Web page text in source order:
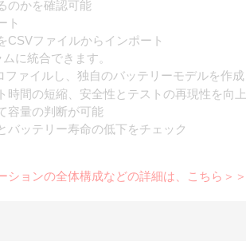
のかを確認可能
ト
CSVファイルからインポート
に統合できます。
ァイルし、独自のバッテリーモデルを作成
時間の短縮、安全性とテストの再現性を向上
容量の判断が可能
バッテリー寿命の低下をチェック
ョンの全体構成などの詳細は、こちら＞＞